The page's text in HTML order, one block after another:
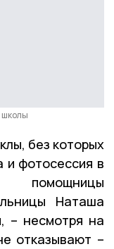
школы
без которых
и фотосессия в
помощницы
Наташа
– несмотря на
отказывают –